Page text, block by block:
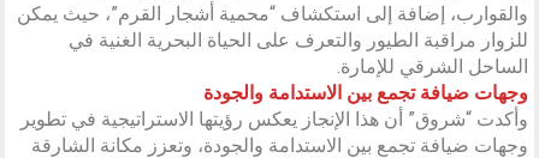
والقوارب، إضافة إلى استكشاف “محمية أشجار القرم”، حيث يمكن
للزوار مراقبة الطيور والتعرف على الحياة البحرية الغنية في
الساحل الشرقي للإمارة.
وجهات ضيافة تجمع بين الاستدامة والجودة
وأكدت “شروق” أن هذا الإنجاز يعكس رؤيتها الاستراتيجية في تطوير
وجهات ضيافة تجمع بين الاستدامة والجودة، وتعزز مكانة الشارقة